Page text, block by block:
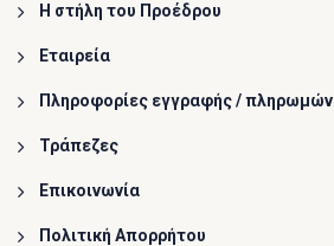
Η στήλη του Προέδρου
Εταιρεία
Πληροφορίες εγγραφής / πληρωμών
Τράπεζες
Επικοινωνία
Πολιτική Απορρήτου